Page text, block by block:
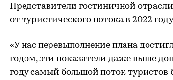
Представители гостиничной
от туристического потока в 2022
«У нас перевыполнение плана
годом, эти показатели даже выше
году самый большой поток